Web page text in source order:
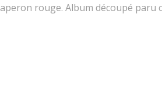
rouge. Album découpé paru